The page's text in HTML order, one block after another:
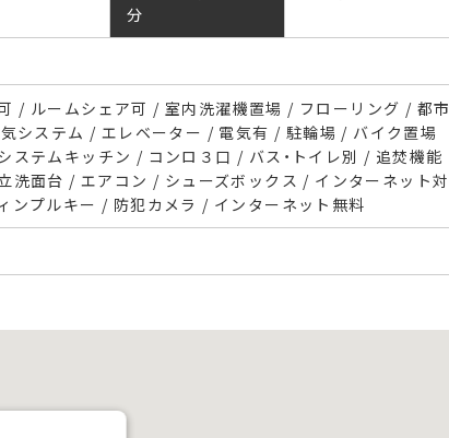
分
/ ルームシェア可 / 室内洗濯機置場 / フローリング / 都市
システム / エレベーター / 電気有 / 駐輪場 / バイク置場
テムキッチン / コンロ３口 / バス・トイレ別 / 追焚機能
洗面台 / エアコン / シューズボックス / インターネット対
プルキー / 防犯カメラ / インターネット無料